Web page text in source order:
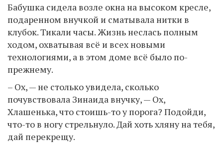
Бабушка сидела возле окна на высоком кресле,
подаренном внучкой и сматывала нитки в
клубок. Тикали часы. Жизнь неслась полным
ходом, охватывая всё и всех новыми
технологиями, а в этом доме всё было по-
прежнему.
– Ох, — не столько увидела, сколько
почувствовала Зинаида внучку, — Ох,
Хлашенька, что стоишь-то у порога? Подойди,
что-то в ногу стрельнуло. Дай хоть хляну на тебя,
дай перекрещу.